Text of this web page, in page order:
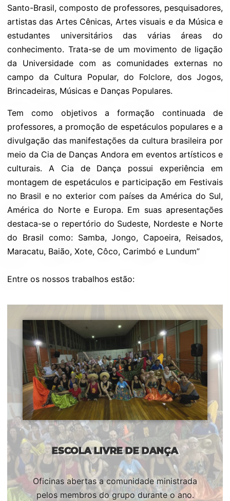
Santo-Brasil, composto de professores, pesquisadores,
artistas das Artes Cênicas, Artes visuais e da Música e
estudantes universitários das várias áreas do
conhecimento. Trata-se de um movimento de ligação
da Universidade com as comunidades externas no
campo da Cultura Popular, do Folclore, dos Jogos,
Brincadeiras, Músicas e Danças Populares.
Tem como objetivos a formação continuada de
professores, a promoção de espetáculos populares e a
divulgação das manifestações da cultura brasileira por
meio da Cia de Danças Andora em eventos artísticos e
culturais. A Cia de Dança possui experiência em
montagem de espetáculos e participação em Festivais
no Brasil e no exterior com países da América do Sul,
América do Norte e Europa. Em suas apresentações
destaca-se o repertório do Sudeste, Nordeste e Norte
do Brasil como: Samba, Jongo, Capoeira, Reisados,
Maracatu, Baião, Xote, Côco, Carimbó e Lundum”
Entre os nossos trabalhos estão:
ESCOLA LIVRE DE DANÇA
Oficinas abertas a comunidade ministrada
pelos membros do grupo durante o ano.